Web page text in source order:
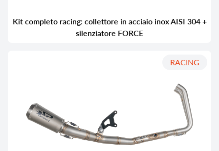
Kit completo racing: collettore in acciaio inox AISI 304 +
silenziatore FORCE
RACING